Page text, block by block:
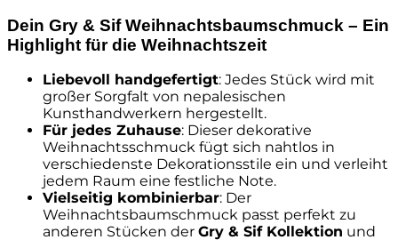
Dein Gry & Sif Weihnachtsbaumschmuck – Ein
Highlight für die Weihnachtszeit
Liebevoll handgefertigt: Jedes Stück wird mit
großer Sorgfalt von nepalesischen
Kunsthandwerkern hergestellt.
Für jedes Zuhause: Dieser dekorative
Weihnachtsschmuck fügt sich nahtlos in
verschiedenste Dekorationsstile ein und verleiht
jedem Raum eine festliche Note.
Vielseitig kombinierbar: Der
Weihnachtsbaumschmuck passt perfekt zu
anderen Stücken der Gry & Sif Kollektion und